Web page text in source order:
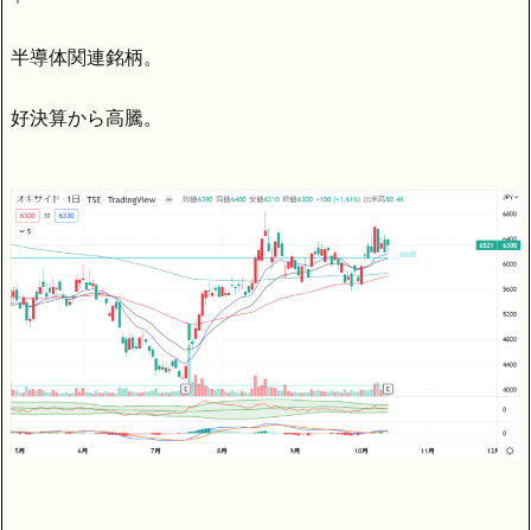
半導体関連銘柄。
好決算から高騰。